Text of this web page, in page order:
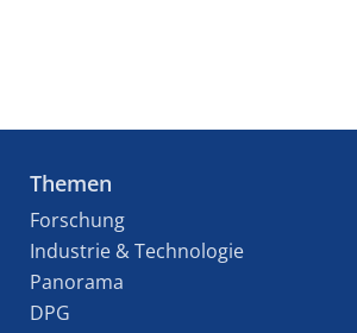
Themen
Forschung
Industrie & Technologie
Panorama
DPG